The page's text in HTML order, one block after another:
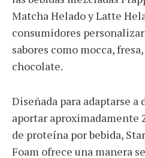
Matcha Helado y Latte
consumidores
sabores como mocca,
chocolate.
Diseñada para adaptarse
aportar aproximadamente
de proteína por bebida,
Foam ofrece una manera